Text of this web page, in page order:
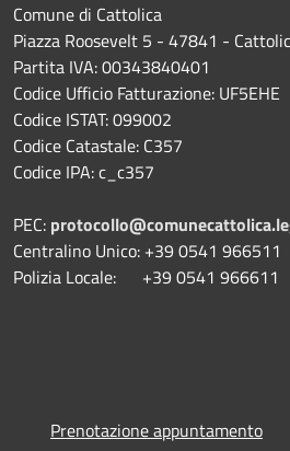
Comune di Cattolica
Piazza Roosevelt 5 - 47841 -
Partita IVA: 00343840401
Codice Ufficio Fatturazione: UF5EHE
Codice ISTAT: 099002
Codice Catastale: C357
Codice IPA: c_c357
PEC:
Centralino Unico: +39 0541 966511
Polizia Locale: +39 0541 966611
Prenotazione appuntamento